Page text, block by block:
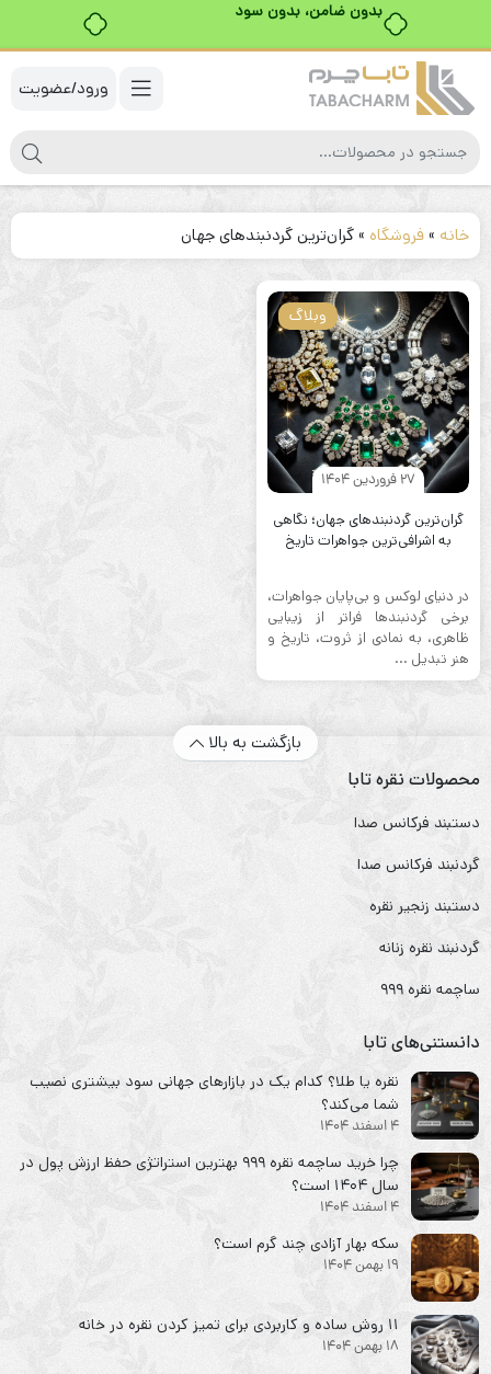
بدون ضامن، بدون سود
ورود/عضویت
خانه »فروشگاه »گران‌ترین گردنبندهای جهان
وبلاگ
27 فروردین 1404
گران‌ترین گردنبندهای جهان؛ نگاهی
به اشرافی‌ترین جواهرات تاریخ
در دنیای لوکس و بی‌پایان جواهرات،
برخی گردنبندها فراتر از زیبایی
ظاهری، به نمادی از ثروت، تاریخ و
هنر تبدیل ...
بازگشت به بالا
محصولات نقره تابا
دستبند فرکانس صدا
گردنبند فرکانس صدا
دستبند زنجیر نقره
گردنبند نقره زنانه
ساچمه نقره ۹۹۹
دانستنی‌های تابا
نقره یا طلا؟ کدام یک در بازارهای جهانی سود بیشتری نصیب
شما می‌کند؟
4 اسفند 1404
چرا خرید ساچمه نقره ۹۹۹ بهترین استراتژی حفظ ارزش پول در
سال ۱۴۰۴ است؟
4 اسفند 1404
سکه‌ بهار آزادی چند گرم است؟
19 بهمن 1404
۱۱ روش ساده و کاربردی برای تمیز کردن نقره در خانه
18 بهمن 1404